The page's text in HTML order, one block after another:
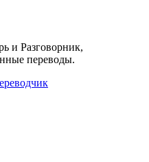
и Разговорник,
переводы.